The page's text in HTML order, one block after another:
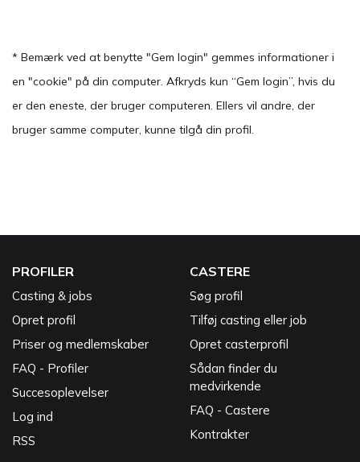
* Bemærk ved at benytte "Gem login" gemmes informationer i
en "cookie" på din computer. Afkryds kun “Gem login”, hvis du
er den eneste, der bruger computeren. Ellers vil andre, der
bruger samme computer, kunne tilgå din profil.
PROFILER
Casting & jobs
Opret profil
Priser og medlemskaber
FAQ - Profiler
Succesoplevelser
Log ind
RSS
CASTERE
Søg profil
Tilføj casting eller job
Opret casterprofil
Sådan finder du
medvirkende
FAQ - Castere
Kontrakter